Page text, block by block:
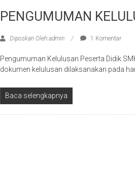
PENGUMUMAN
Diposkan Oleh:admin 1 Komentar
Pengumuman Kelulusan Peserta Didik
dokumen kelulusan dilaksanakan pada
Baca selengkapnya